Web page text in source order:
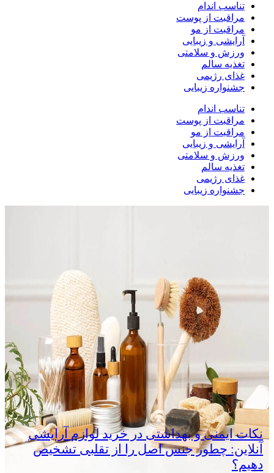
تناسب اندام
مراقبت از پوست
مراقبت از مو
آرایشی و زیبایی
ورزش و سلامتی
تغذیه سالم
غذای رژیمی
جشنواره زیبایی
تناسب اندام
مراقبت از پوست
مراقبت از مو
آرایشی و زیبایی
ورزش و سلامتی
تغذیه سالم
غذای رژیمی
جشنواره زیبایی
نکات ایمنی و بهداشتی در خرید لوازم آرایشی
آنلاین: چطور جنس اصل را از تقلبی تشخیص
دهیم؟